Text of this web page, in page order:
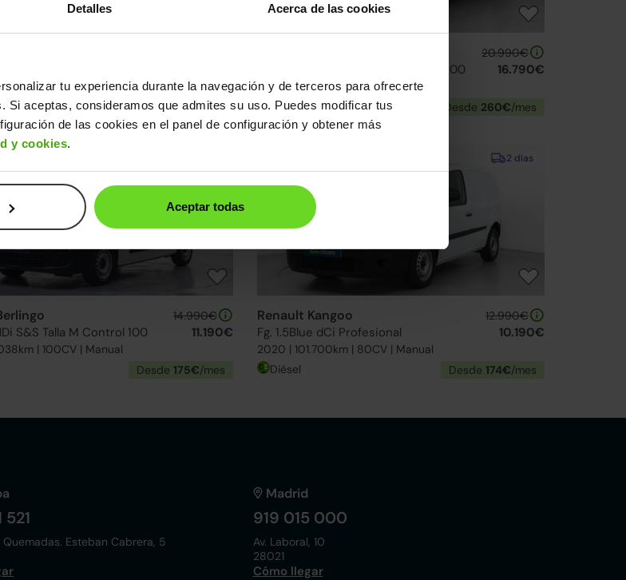
Detalles Acerca de las cookies
tu experiencia durante la navegación y de terceros para ofrecerte
Si aceptas, consideramos que admites su uso. Puedes modificar tus
de las cookies en el panel de configuración y obtener más
y cookies.
Aceptar todas
| 100CV | Manual
Desde219€/mes
Fg. Long 1.5BlueHDi S&S Premium 100
2021 | 36.205km | 100CV | Manual
20.990€
16.790€
Diésel Desde 260€/mes
S&S Talla M Control 100
| 100CV | Manual
14.990€
11.190€
Desde 175€/mes
2 días
Renault Kangoo
Fg. 1.5Blue dCi Profesional
2020 | 101.700km | 80CV | Manual
12.990€
10.190€
Diésel Desde 174€/mes
Quemadas. Esteban Cabrera, 5
Madrid
919 015 000
Av. Laboral, 10
28021
Cómo llegar